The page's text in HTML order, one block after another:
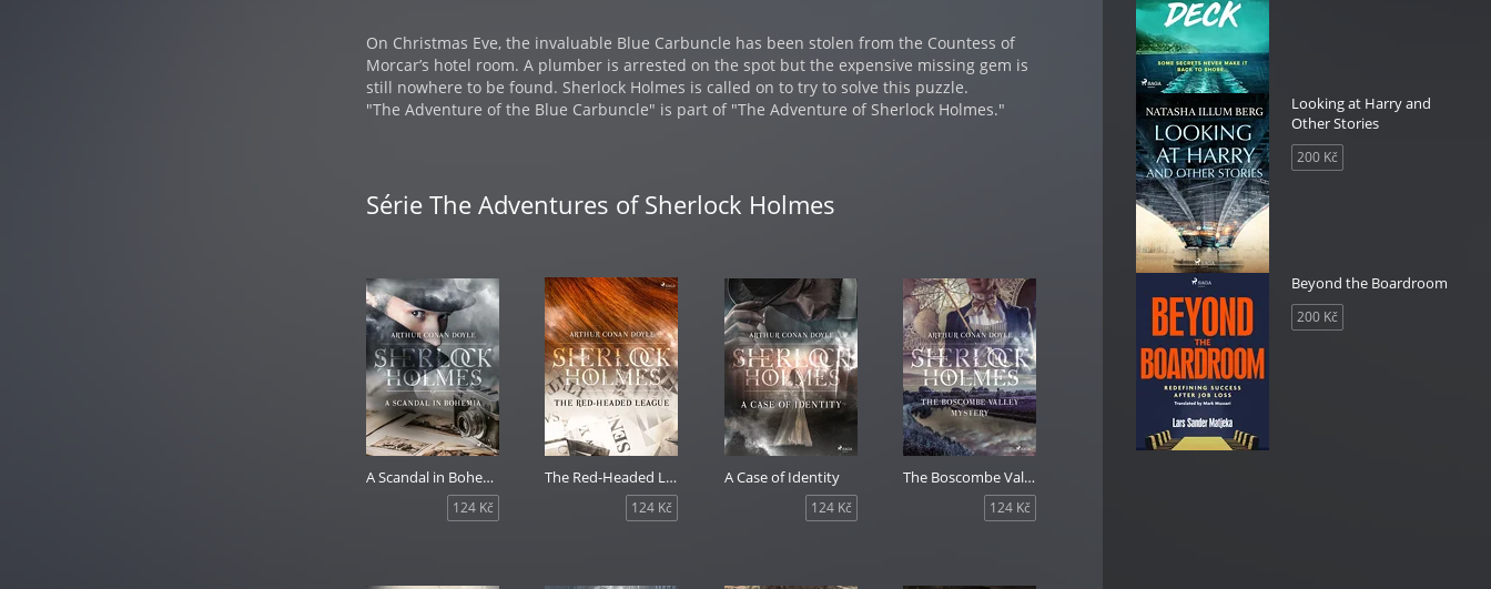
On Christmas Eve, the invaluable Blue Carbuncle has been stolen from the Countess of
Morcar’s hotel room. A plumber is arrested on the spot but the expensive missing gem is
still nowhere to be found. Sherlock Holmes is called on to try to solve this puzzle.
"The Adventure of the Blue Carbuncle" is part of "The Adventure of Sherlock Holmes."
Série The Adventures of Sherlock Holmes
A Scandal in Bohemia
124 Kč
The Red-Headed League
124 Kč
A Case of Identity
124 Kč
The Boscombe Valley Mystery
124 Kč
Looking at Harry and
Other Stories
200 Kč
Beyond the Boardroom
200 Kč